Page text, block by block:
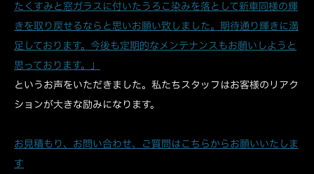
たくすみと窓ガラスに付いたうろこ染みを落として新車同様の輝
きを取り戻せるならと思いお願い致しました。期待通り輝きに満
足しております。今後も定期的なメンテナンスもお願いしようと
思っております。」
というお声をいただきました。私たちスタッフはお客様のリアク
ションが大きな励みになります。
お見積もり、お問い合わせ、ご質問はこちらからお願いいたしま
す